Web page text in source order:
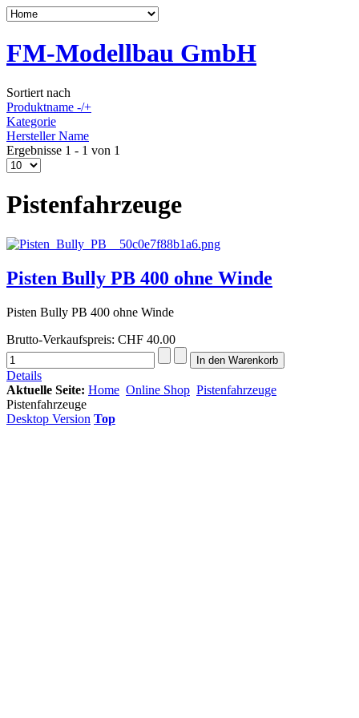
FM-Modellbau GmbH
Sortiert nach
Produktname -/+
Kategorie
Hersteller Name
Ergebnisse 1 - 1 von 1
Pistenfahrzeuge
Pisten Bully PB 400 ohne Winde
Pisten Bully PB 400 ohne Winde
Brutto-Verkaufspreis: CHF 40.00
Details
Aktuelle Seite: Home Online Shop Pistenfahrzeuge
Pistenfahrzeuge
Desktop Version Top